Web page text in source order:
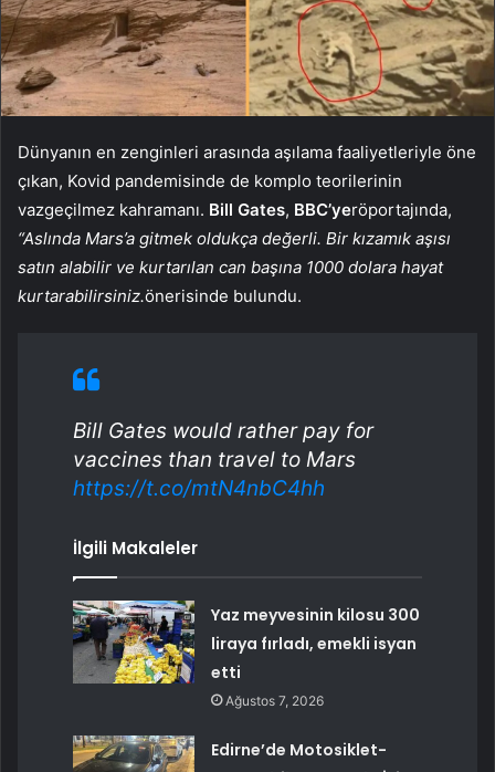
Dünyanın en zenginleri arasında aşılama faaliyetleriyle öne
çıkan, Kovid pandemisinde de komplo teorilerinin
vazgeçilmez kahramanı. Bill Gates, BBC’yeröportajında,
“Aslında Mars’a gitmek oldukça değerli. Bir kızamık aşısı
satın alabilir ve kurtarılan can başına 1000 dolara hayat
kurtarabilirsiniz.önerisinde bulundu.
Bill Gates would rather pay for
vaccines than travel to Mars
https://t.co/mtN4nbC4hh
İlgili Makaleler
Yaz meyvesinin kilosu 300
liraya fırladı, emekli isyan
etti
Ağustos 7, 2026
Edirne’de Motosiklet-